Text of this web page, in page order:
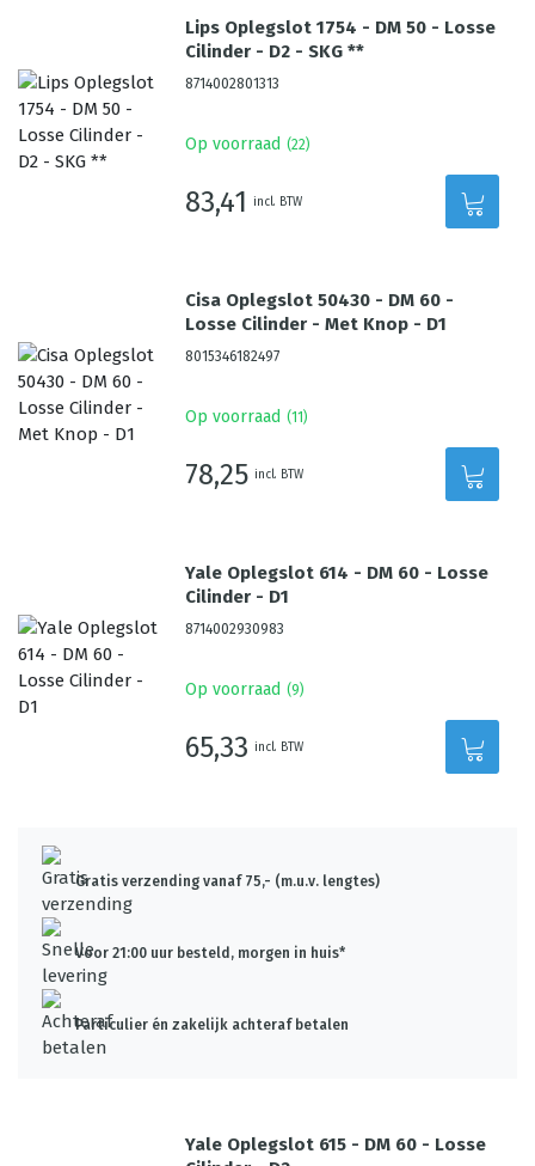
Lips Oplegslot 1754 - DM 50 - Losse
Cilinder - D2 - SKG **
8714002801313
Op voorraad (22)
83,41 incl. BTW
Cisa Oplegslot 50430 - DM 60 -
Losse Cilinder - Met Knop - D1
8015346182497
Op voorraad (11 )
78,25 incl. BTW
Yale Oplegslot 614 - DM 60 - Losse
Cilinder - D1
8714002930983
Op voorraad (9)
65,33 incl. BTW
Gratis verzending vanaf 75,- (m.u.v. lengtes)
Voor 21:00 uur besteld, morgen in huis*
Particulier én zakelijk achteraf betalen
Yale Oplegslot 615 - DM 60 - Losse